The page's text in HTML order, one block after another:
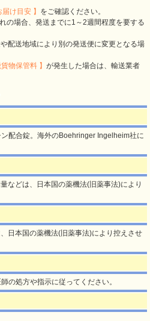
届け目安 】 をご確認ください。
の場合、発送までに1～2週間程度を要する
配送地域により別の発送便に変更となる場
物保管料 】 が発生した場合は、輸送業者
配合錠。海外のBoehringer Ingelheim社に
などは、日本国の薬機法(旧薬事法)により
日本国の薬機法(旧薬事法)により控えさせ
の処方や指示に従ってください。